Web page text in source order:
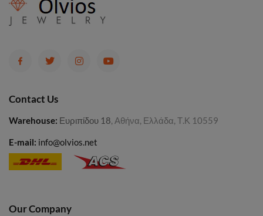
Contact Us
Warehouse: Ευριπίδου 18, Αθήνα, Ελλάδα, Τ.Κ 10559
E-mail: info@olvios.net
Our Company